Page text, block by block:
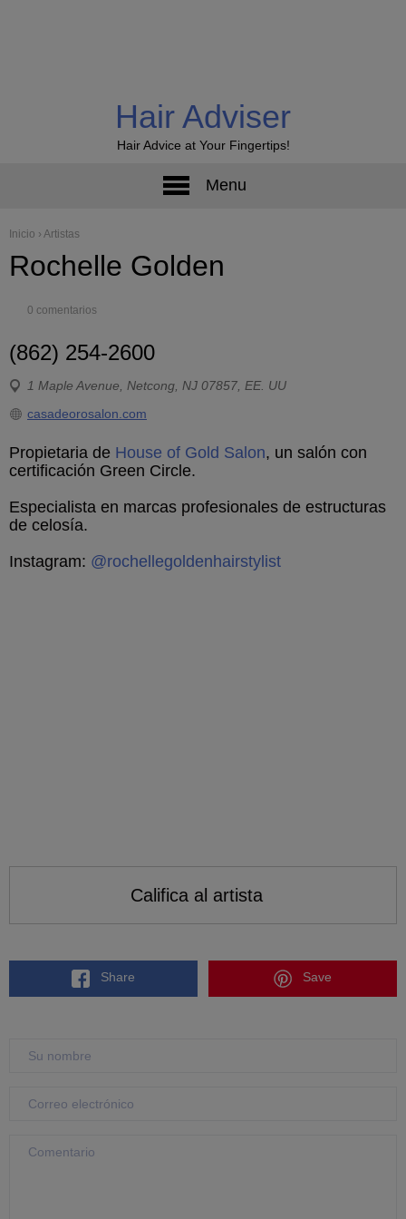
Hair Adviser
Hair Advice at Your Fingertips!
Menu
Inicio › Artistas
Rochelle Golden
0 comentarios
(862) 254-2600
1 Maple Avenue, Netcong, NJ 07857, EE. UU
casadeorosalon.com
Propietaria de House of Gold Salon, un salón con
certificación Green Circle.
Especialista en marcas profesionales de estructuras
de celosía.
Instagram: @rochellegoldenhairstylist
Califica al artista
Share Save